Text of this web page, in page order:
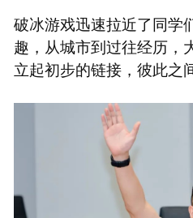
破冰游戏迅速拉近了同学
趣，从城市到过往经历，
立起初步的链接，彼此之